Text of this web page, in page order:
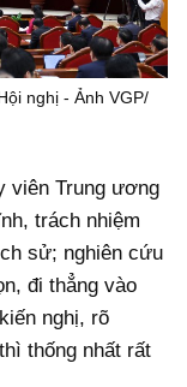
nghị - Ảnh VGP/
viên Trung ương
trách nhiệm
sử; nghiên cứu
đi thẳng vào
nghị, rõ
thống nhất rất